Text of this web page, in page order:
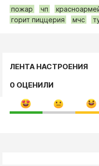
пожар
чп
горит пиццерия
мчс
ЛЕНТА НАСТРОЕНИЯ
0 ОЦЕНИЛИ